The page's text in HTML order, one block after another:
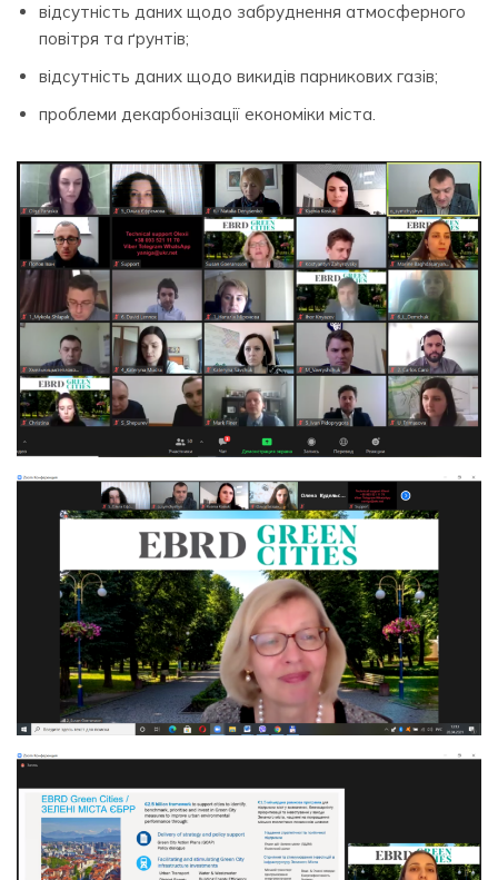
відсутність даних щодо забруднення атмосферного
повітря та ґрунтів;
відсутність даних щодо викидів парникових газів;
проблеми декарбонізації економіки міста.